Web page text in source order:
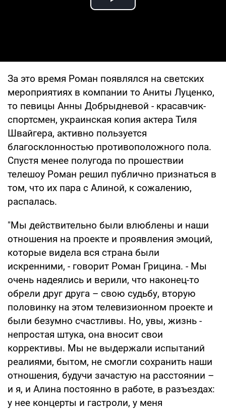
Play Video
За это время Роман появлялся на светских
мероприятиях в компании то Аниты Луценко,
то певицы Анны Добрыдневой - красавчик-
спортсмен, украинская копия актера Тиля
Швайгера, активно пользуется
благосклонностью противоположного пола.
Спустя менее полугода по прошествии
телешоу Роман решил публично признаться в
том, что их пара с Алиной, к сожалению,
распалась.
"Мы действительно были влюблены и наши
отношения на проекте и проявления эмоций,
которые видела вся страна были
искренними, - говорит Роман Грицина. - Мы
очень надеялись и верили, что наконец-то
обрели друг друга – свою судьбу, вторую
половинку на этом телевизионном проекте и
были безумно счастливы. Но, увы, жизнь -
непростая штука, она вносит свои
коррективы. Мы не выдержали испытаний
реалиями, бытом, не смогли сохранить наши
отношения, будучи зачастую на расстоянии –
и я, и Алина постоянно в работе, в разъездах:
у нее концерты и гастроли, у меня